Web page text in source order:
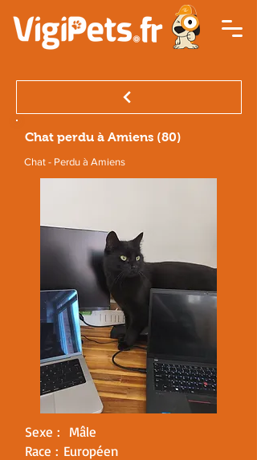
Chat perdu à Amiens (80)
Chat - Perdu à Amiens
Sexe :
Mâle
Race : Européen